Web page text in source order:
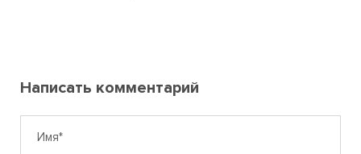
Написать комментарий